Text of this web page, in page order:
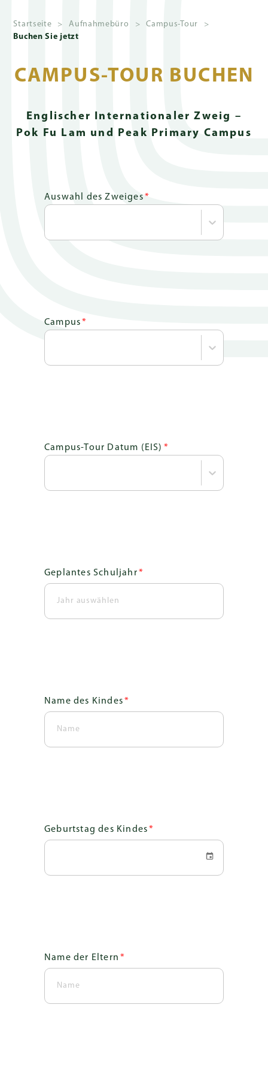
Schulleben
Startseite > Aufnahmebüro > Campus-Tour
>
Buchen Sie jetzt
CAMPUS-TOUR BUCHEN
Englischer Internationaler Zweig –
Pok Fu Lam und Peak Primary Campus
Auswahl des Zweiges*
Campus *
Campus-Tour Datum (EIS) *
Geplantes Schuljahr*
Name des Kindes*
Geburtstag des Kindes *
Name der Eltern *